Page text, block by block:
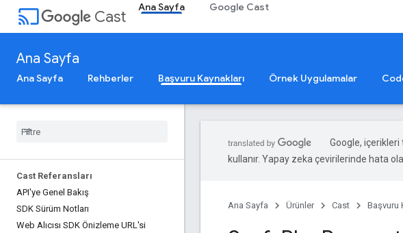
cast Cast
Ana Sayfa Google Cast
Ana Sayfa
Ana Sayfa Rehberler Başvuru Kaynakları Örnek Uygulamalar
Cast Referansları
API'ye Genel Bakış
SDK Sürüm Notları
Web Alıcısı SDK Önizleme URL'si
Google,
kullanır. Yapay zeka çevirilerinde hata
Ana Sayfa Ürünler Cast Başvuru